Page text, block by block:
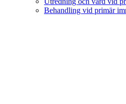
Behandling vid primär